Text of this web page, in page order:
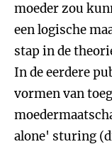
moeder zou
een logische
stap in de
In de eerdere
vormen van
alone' sturing